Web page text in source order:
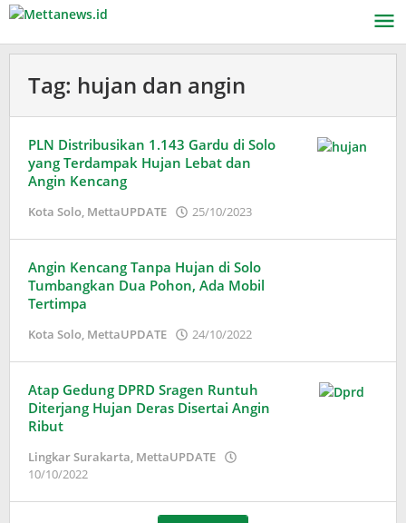
Lewati
konten
Tag: hujan dan angin
PLN Distribusikan 1.143 Gardu di Solo
yang Terdampak Hujan Lebat dan
Angin Kencang
Kota Solo, MettaUPDATE 25/10/2023
Wardani
Angin Kencang Tanpa Hujan di Solo
Tumbangkan Dua Pohon, Ada Mobil
Tertimpa
Kota Solo, MettaUPDATE 24/10/2022
Wardani
Atap Gedung DPRD Sragen Runtuh
Diterjang Hujan Deras Disertai Angin
Ribut
Lingkar Surakarta, MettaUPDATE
10/10/2022
Wardani